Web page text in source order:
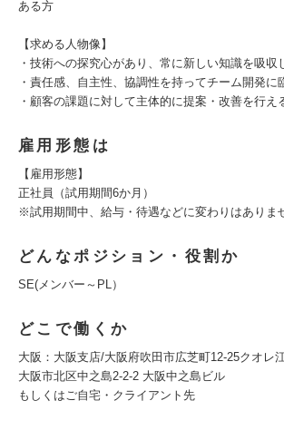
ある方
【求める人物像】
・技術への探究心があり、常に新しい知識を吸収
・責任感、自主性、協調性を持ってチーム開発に
・顧客の課題に対して主体的に提案・改善を行え
雇用形態は
【雇用形態】
正社員（試用期間6か月）
※試用期間中、給与・待遇などに変わりはありま
どんなポジション・役割か
SE(メンバー～PL）
どこで働くか
大阪：大阪支店/大阪府吹田市広芝町12-25クオレ
大阪市北区中之島2-2-2 大阪中之島ビル
もしくはご自宅・クライアント先